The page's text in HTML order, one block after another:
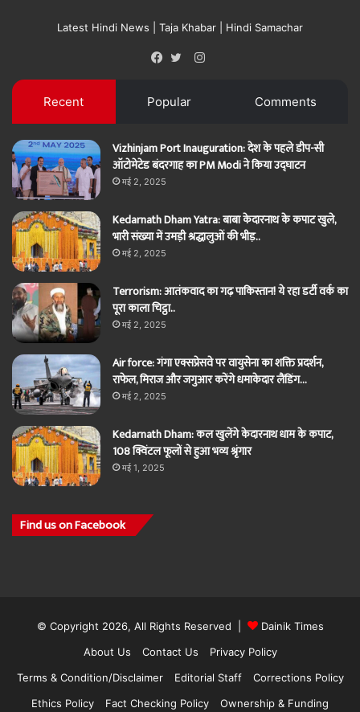
Latest Hindi News | Taja Khabar | Hindi Samachar
Instagram
Recent Popular Comments
Vizhinjam Port Inauguration: देश के पहले डीप-सी
ऑटोमेटेड बंदरगाह का PM Modi ने किया उद्घाटन
मई 2, 2025
Kedarnath Dham Yatra: बाबा केदारनाथ के कपाट खुले,
भारी संख्या में उमड़ी श्रद्धालुओं की भीड़..
मई 2, 2025
Terrorism: आतंकवाद का गढ़ पाकिस्तान! ये रहा डर्टी वर्क का
पूरा काला चिट्ठा..
मई 2, 2025
Air force: गंगा एक्सप्रेसवे पर वायुसेना का शक्ति प्रदर्शन,
राफेल, मिराज और जगुआर करेंगे धमाकेदार लैंडिंग…
मई 2, 2025
Kedarnath Dham: कल खुलेंगे केदारनाथ धाम के कपाट,
108 क्विंटल फूलों से हुआ भव्य श्रृंगार
मई 1, 2025
Find us on Facebook
© Copyright 2026, All Rights Reserved |
Dainik Times
About Us
Contact Us
Privacy Policy
Terms & Condition/Disclaimer
Editorial Staff
Corrections Policy
Ethics Policy
Fact Checking Policy Ownership & Funding